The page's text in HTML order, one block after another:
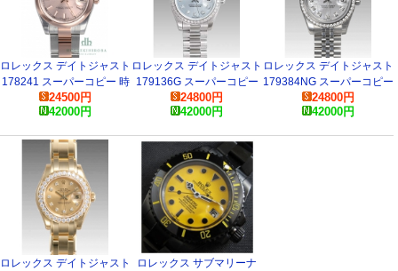
ロレックス デイトジャスト
178241 スーパーコピー 時
計
24500円
42000円
ロレックス デイトジャスト
179136G スーパーコピー
時計
24800円
42000円
ロレックス デイトジャスト
179384NG スーパーコピー
時計
24800円
42000円
ロレックス デイトジャスト
ロレックス サブマリーナ